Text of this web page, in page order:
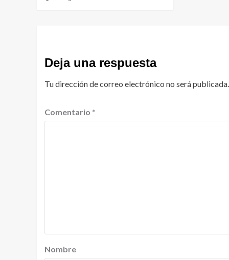
Deja una respuesta
Tu dirección de correo electrónico no será publicada.
Comentario *
Nombre